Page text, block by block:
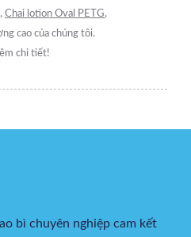
, Chai lotion Oval PETG,
cao của chúng tôi.
chi tiết!
bì chuyên nghiệp cam kết